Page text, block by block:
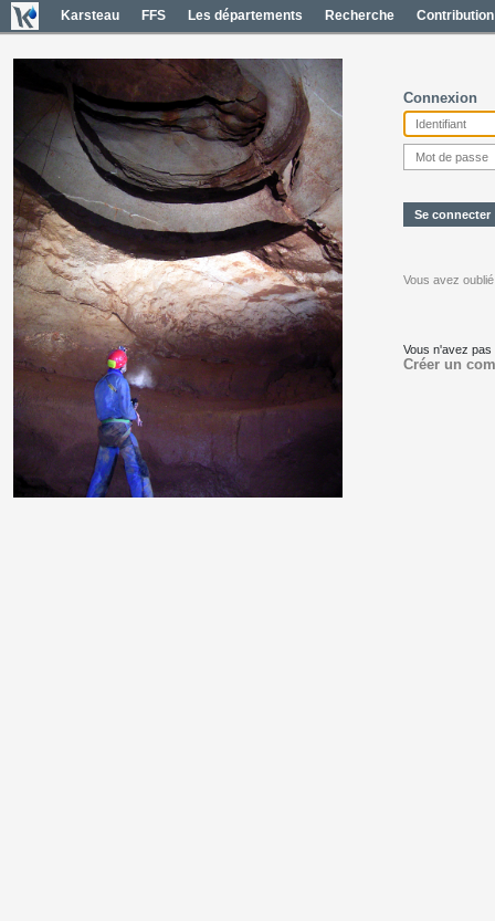
Karsteau FFS Les départements Recherche Contribution
Connexion
Vous avez
Vous n'avez
Créer un